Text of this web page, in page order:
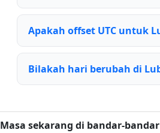
Apakah offset UTC untuk
Bilakah hari berubah di
Masa sekarang di bandar-